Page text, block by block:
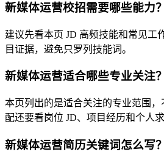
新媒体运营校招需要哪些能力？
建议先看本页 JD 高频技能和常见工
目证据，避免只罗列技能词。
新媒体运营适合哪些专业关注？
本页列出的是适合关注的专业范围
配还要看岗位 JD、项目经历和个人求
新媒体运营简历关键词怎么写？